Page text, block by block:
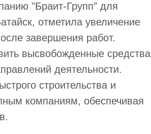
"Браит-Групп" для
отметила увеличение
завершения работ.
высвобожденные средства
деятельности.
строительства и
компаниям, обеспечивая